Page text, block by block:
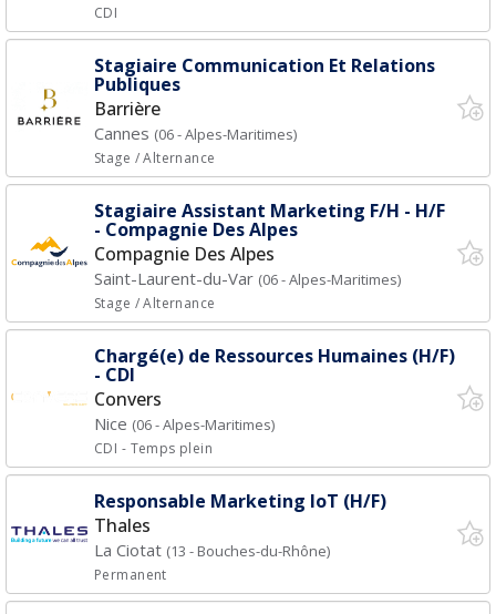
CDI
Stagiaire Communication Et Relations
Publiques
Barrière
Cannes (06 - Alpes-Maritimes)
Stage / Alternance
Stagiaire Assistant Marketing F/H - H/F
- Compagnie Des Alpes
Compagnie Des Alpes
Saint-Laurent-du-Var (06 - Alpes-Maritimes)
Stage / Alternance
Chargé(e) de Ressources Humaines (H/F)
- CDI
Convers
Nice (06 - Alpes-Maritimes)
CDI - Temps plein
Responsable Marketing IoT (H/F)
Thales
La Ciotat (13 - Bouches-du-Rhône)
Permanent